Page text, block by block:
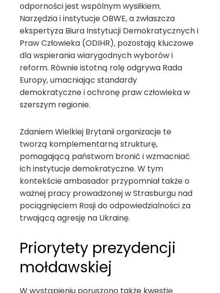
odporności jest wspólnym wysiłkiem.
Narzędzia i instytucje OBWE, a zwłaszcza
ekspertyza Biura Instytucji Demokratycznych i
Praw Człowieka (ODIHR), pozostają kluczowe
dla wspierania wiarygodnych wyborów i
reform. Równie istotną rolę odgrywa Rada
Europy, umacniając standardy
demokratyczne i ochronę praw człowieka w
szerszym regionie.
Zdaniem Wielkiej Brytanii organizacje te
tworzą komplementarną strukturę,
pomagającą państwom bronić i wzmacniać
ich instytucje demokratyczne. W tym
kontekście ambasador przypomniał także o
ważnej pracy prowadzonej w Strasburgu nad
pociągnięciem Rosji do odpowiedzialności za
trwającą agresję na Ukrainę.
Priorytety prezydencji
mołdawskiej